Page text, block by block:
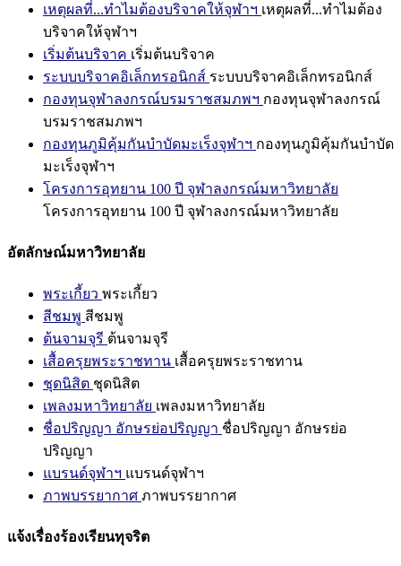
เหตุผลที่...ทำไมต้องบริจาคให้จุฬาฯ เหตุผลที่...ทำไมต้อง
บริจาคให้จุฬาฯ
เริ่มต้นบริจาค เริ่มต้นบริจาค
ระบบบริจาคอิเล็กทรอนิกส์ ระบบบริจาคอิเล็กทรอนิกส์
กองทุนจุฬาลงกรณ์บรมราชสมภพฯ กองทุนจุฬาลงกรณ์
บรมราชสมภพฯ
กองทุนภูมิคุ้มกันบำบัดมะเร็งจุฬาฯ กองทุนภูมิคุ้มกันบำบัด
มะเร็งจุฬาฯ
โครงการอุทยาน 100 ปี จุฬาลงกรณ์มหาวิทยาลัย
โครงการอุทยาน 100 ปี จุฬาลงกรณ์มหาวิทยาลัย
อัตลักษณ์มหาวิทยาลัย
พระเกี้ยว พระเกี้ยว
สีชมพู สีชมพู
ต้นจามจุรี ต้นจามจุรี
เสื้อครุยพระราชทาน เสื้อครุยพระราชทาน
ชุดนิสิต ชุดนิสิต
เพลงมหาวิทยาลัย เพลงมหาวิทยาลัย
ชื่อปริญญา อักษรย่อปริญญา ชื่อปริญญา อักษรย่อ
ปริญญา
แบรนด์จุฬาฯ แบรนด์จุฬาฯ
ภาพบรรยากาศ ภาพบรรยากาศ
แจ้งเรื่องร้องเรียนทุจริต